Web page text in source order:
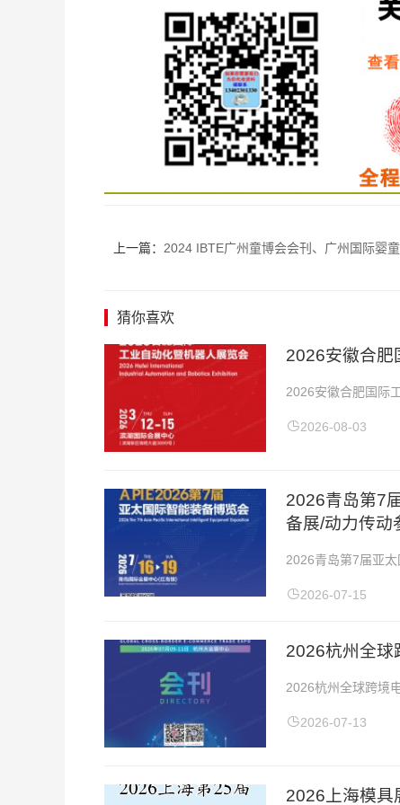
上一篇： 2024 IBTE广州童博会会刊、广州国际婴童及玩具博览
猜你喜欢
2026安徽合肥
2026安徽合肥国际
展会地址：合肥·滨
2026-08-03
2026青岛第7
备展/动力传动
2026青岛第7届亚
地址：青岛国际会
2026-07-15
2026杭州全球
2026杭州全球跨境
会地点：杭州大会
2026-07-13
2026上海模具